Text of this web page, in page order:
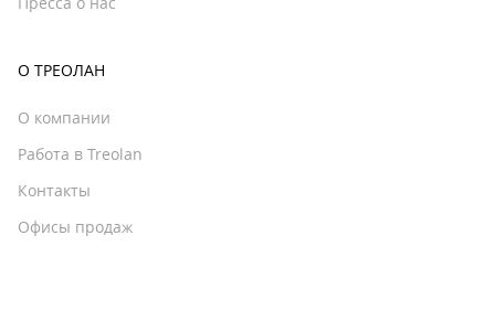
О ТРЕОЛАН
О компании
Работа в Treolan
Контакты
Офисы продаж